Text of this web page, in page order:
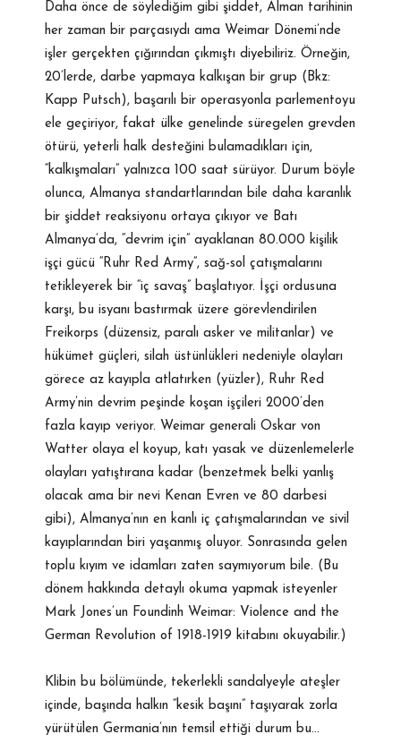
Daha önce de söylediğim gibi şiddet, Alman tarihinin
her zaman bir parçasıydı ama Weimar Dönemi’nde
işler gerçekten çığırından çıkmıştı diyebiliriz. Örneğin,
20’lerde, darbe yapmaya kalkışan bir grup (Bkz:
Kapp Putsch), başarılı bir operasyonla parlementoyu
ele geçiriyor, fakat ülke genelinde süregelen grevden
ötürü, yeterli halk desteğini bulamadıkları için,
“kalkışmaları” yalnızca 100 saat sürüyor. Durum böyle
olunca, Almanya standartlarından bile daha karanlık
bir şiddet reaksiyonu ortaya çıkıyor ve Batı
Almanya’da, “devrim için” ayaklanan 80.000 kişilik
işçi gücü “Ruhr Red Army”, sağ-sol çatışmalarını
tetikleyerek bir “iç savaş” başlatıyor. İşçi ordusuna
karşı, bu isyanı bastırmak üzere görevlendirilen
Freikorps (düzensiz, paralı asker ve militanlar) ve
hükümet güçleri, silah üstünlükleri nedeniyle olayları
görece az kayıpla atlatırken (yüzler), Ruhr Red
Army’nin devrim peşinde koşan işçileri 2000’den
fazla kayıp veriyor. Weimar generali Oskar von
Watter olaya el koyup, katı yasak ve düzenlemelerle
olayları yatıştırana kadar (benzetmek belki yanlış
olacak ama bir nevi Kenan Evren ve 80 darbesi
gibi), Almanya’nın en kanlı iç çatışmalarından ve sivil
kayıplarından biri yaşanmış oluyor. Sonrasında gelen
toplu kıyım ve idamları zaten saymıyorum bile. (Bu
dönem hakkında detaylı okuma yapmak isteyenler
Mark Jones’un Foundinh Weimar: Violence and the
German Revolution of 1918-1919 kitabını okuyabilir.)
Klibin bu bölümünde, tekerlekli sandalyeyle ateşler
içinde, başında halkın “kesik başını” taşıyarak zorla
yürütülen Germania’nın temsil ettiği durum bu…